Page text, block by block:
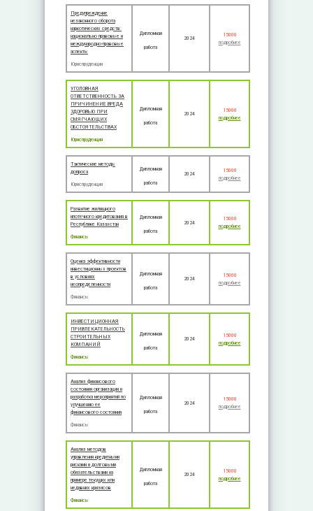
Предупреждение
незаконного оборота
наркотических средств:
национально правовые и
международно-правовые
аспекты
Юриспруденция
Дипломная
работа
2024
15000
подробнее
УГОЛОВНАЯ
ОТВЕТСТВЕННОСТЬ ЗА
ПРИЧИНЕНИЕ ВРЕДА
ЗДОРОВЬЮ ПРИ
СМЯГЧАЮЩИХ
ОБСТОЯТЕЛЬСТВАХ
Юриспруденция
Дипломная
работа
2024
15000
подробнее
Тактические методы
допроса
Юриспруденция
Дипломная
работа
2024
15000
подробнее
Развитие жилищного
ипотечного кредитования в
Республике Казахстан
Финансы
Дипломная
работа
2024
15000
подробнее
Оценка эффективности
инвестиционных проектов
в условиях
неопределенности
Финансы
Дипломная
работа
2024
15000
подробнее
ИНВЕСТИЦИОННАЯ
ПРИВЛЕКАТЕЛЬНОСТЬ
СТРОИТЕЛЬНЫХ
КОМПАНИЙ
Финансы
Дипломная
работа
2024
15000
подробнее
Анализ финансового
состояния организации и
разработка мероприятий по
улучшению ее
финансового состояния
Финансы
Дипломная
работа
2024
15000
подробнее
Анализ методов
управления кредитными
рисками и долговыми
обязательствами на
примере текущих или
недавних кризисов
Финансы
Дипломная
работа
2024
15000
подробнее